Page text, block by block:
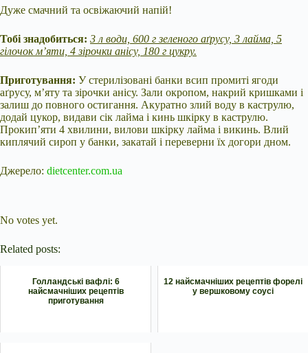
Дуже смачний та освіжаючий напій!
Тобі знадобиться: 3 л води, 600 г зеленого аґрусу, 3 лайма, 5
гілочок м’яти, 4 зірочки анісу, 180 г цукру.
Приготування: У стерилізовані банки всип промиті ягоди
аґрусу, м’яту та зірочки анісу. Зали окропом, накрий кришками і
залиш до повного остигання. Акуратно злий воду в каструлю,
додай цукор, видави сік лайма і кинь шкірку в каструлю.
Прокип’яти 4 хвилини, вилови шкірку лайма і викинь. Влий
киплячий сироп у банки, закатай і переверни їх догори дном.
Джерело: dietcenter.com.ua
No votes yet.
Related posts:
Голландські вафлі: 6
найсмачніших рецептів
приготування
12 найсмачніших рецептів форелі
у вершковому соусі